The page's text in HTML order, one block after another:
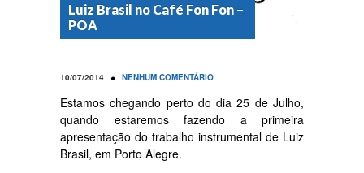
Luiz Brasil no Café Fon Fon –
POA
10/07/2014 • NENHUM COMENTÁRIO
Estamos chegando perto do dia 25 de Julho,
quando estaremos fazendo a primeira
apresentação do trabalho instrumental de Luiz
Brasil, em Porto Alegre.